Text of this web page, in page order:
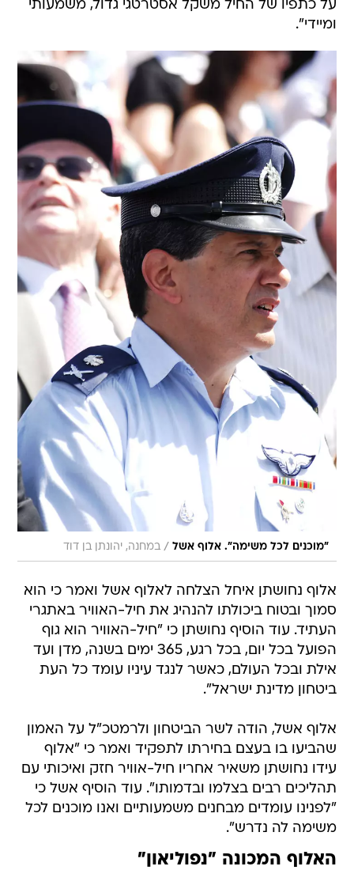
על כתפיו של החיל משקל אסטרטגי גדול, משמעותי
ומיידי".
"מוכנים לכל משימה". אלוף אשל / במחנה, יהונתן בן דוד
אלוף נחושתן איחל הצלחה לאלוף אשל ואמר כי הוא
סמוך ובטוח ביכולתו להנהיג את חיל-האוויר באתגרי
העתיד. עוד הוסיף נחושתן כי "חיל-האוויר הוא גוף
הפועל בכל יום, בכל רגע, 365 ימים בשנה, מדן ועד
אילת ובכל העולם, כאשר לנגד עיניו עומד כל העת
ביטחון מדינת ישראל".
אלוף אשל, הודה לשר הביטחון ולרמטכ"ל על האמון
שהביעו בו בעצם בחירתו לתפקיד ואמר כי "אלוף
עידו נחושתן משאיר אחריו חיל-אוויר חזק ואיכותי עם
תהליכים רבים בצלמו ובדמותו". עוד הוסיף אשל כי
"לפנינו עומדים מבחנים משמעותיים ואנו מוכנים לכל
משימה לה נדרש".
האלוף המכונה "נפוליאון"